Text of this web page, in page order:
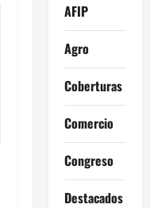
AFIP
Agro
Coberturas
Comercio
Congreso
Destacados